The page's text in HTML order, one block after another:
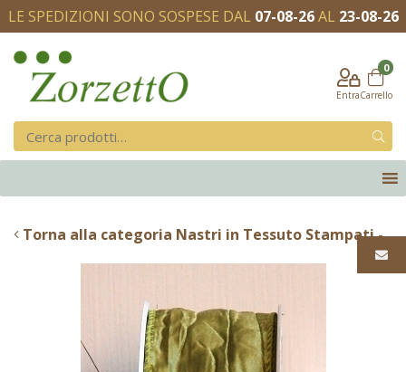
LE SPEDIZIONI SONO SOSPESE DAL 07-08-26AL 23-08-26
Entra
0
Carrello
Torna alla categoria Nastri in Tessuto Stampati -